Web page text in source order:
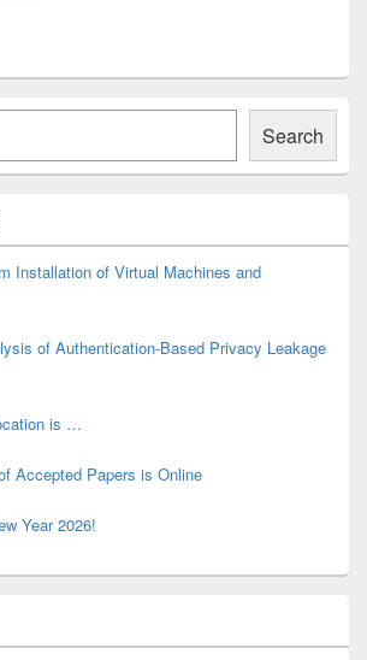
Search
Installation of Virtual Machines and
of Authentication-Based Privacy Leakage
is …
Accepted Papers is Online
Year 2026!